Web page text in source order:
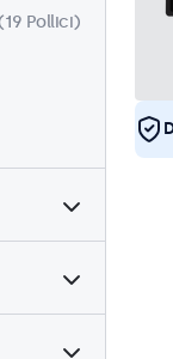
Pollici)
USB